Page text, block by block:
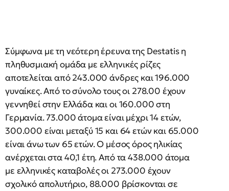
Σύμφωνα με τη νεότερη έρευνα της Destatis η
πληθυσμιακή ομάδα με ελληνικές ρίζες
αποτελείται από 243.000 άνδρες και 196.000
γυναίκες. Από το σύνολο τους οι 278.00 έχουν
γεννηθεί στην Ελλάδα και οι 160.000 στη
Γερμανία. 73.000 άτομα είναι μέχρι 14 ετών,
300.000 είναι μεταξύ 15 και 64 ετών και 65.000
είναι άνω των 65 ετών. Ο μέσος όρος ηλικίας
ανέρχεται στα 40,1 έτη. Από τα 438.000 άτομα
με ελληνικές καταβολές οι 273.000 έχουν
σχολικό απολυτήριο, 88.000 βρίσκονται σε